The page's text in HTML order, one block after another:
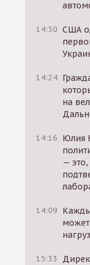
14:30 США
14:24
на
14:16 Юлия
—
14:09
может
15:33